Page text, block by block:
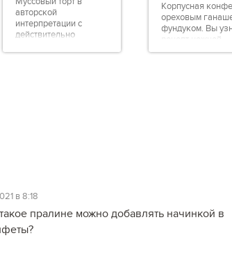
авторской
интерпретации с
действительно
насыщенным и ярким
Корпусная
ореховым
фундуком. Вы
рецепт нежной
начинки на
в 8:18
пралине можно добавлять начинкой в